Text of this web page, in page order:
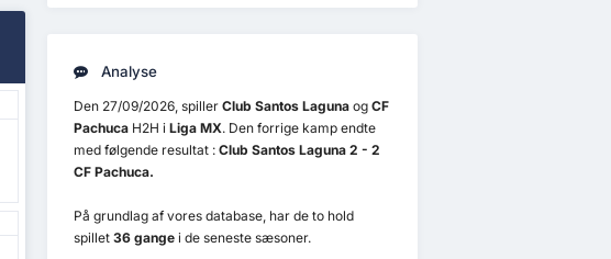
Analyse
Den 27/09/2026, spiller Club Santos Lagunaog CF
PachucaH2H i Liga MX. Den forrige kamp endte
med følgende resultat : Club Santos Laguna 2 - 2
CF Pachuca.
På grundlag af vores database, har de to hold
spillet 36 gangei de seneste sæsoner.